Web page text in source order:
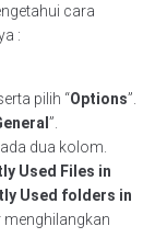
cara
:
pilih “Options”.
”.
dua kolom.
Used Files in
Used folders in
menghilangkan